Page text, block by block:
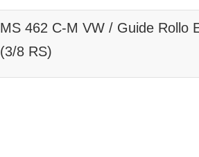
MS 462 C-M VW / Guide Rollo
(3/8 RS)